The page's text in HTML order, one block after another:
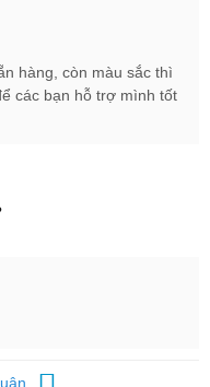
có sẵn tại Đức Huy
Fullbox, đủ màu
Đức Huy còn hỗ trợ giao
hàng, còn màu sắc thì
các bạn hỗ trợ mình tốt